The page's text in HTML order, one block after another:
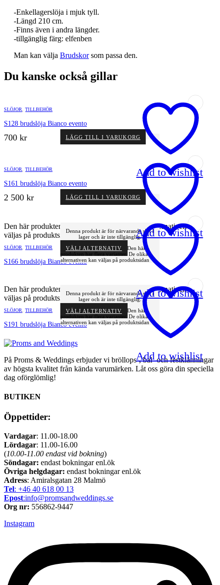
-Enkellagerslöja i mjuk tyll.
-Längd 210 cm.
-Finns även i andra längder.
-tillgänglig färg: elfenben
Man kan välja Brudskorsom passa den.
Du kanske också gillar
Add to wishlist
LÄGG TILL I VARUKORG
SLÖJOR ,TILLBEHÖR
S128 brudslöja Bianco evento
700 kr
Add to wishlist
LÄGG TILL I VARUKORG
SLÖJOR,TILLBEHÖR
S161 brudslöja Bianco evento
2 500 kr
Add to wishlist
Den här produkten har flera varianter. De olika alternativen kan
väljas på produktsidan
Denna produkt är för närvarande slut i
lager och är inte tillgänglig.
VÄLJ ALTERNATIV
Den här
produkten har flera varianter. De olika
alternativen kan väljas på produktsidan
SLÖJOR,TILLBEHÖR
S166 brudslöja Bianco evento
Add to wishlist
Den här produkten har flera varianter. De olika alternativen kan
väljas på produktsidan
Denna produkt är för närvarande slut i
lager och är inte tillgänglig.
VÄLJ ALTERNATIV
Den här
produkten har flera varianter. De olika
alternativen kan väljas på produktsidan
SLÖJOR ,TILLBEHÖR
S191 brudslöja Bianco evento
På Proms & Weddings erbjuder vi bröllops-, bal- och festklänningar
av högsta kvalitet från kända varumärken. Låt oss göra din speciella
dag oförglömlig!
BUTIKEN
Öppettider:
Vardagar: 11.00-18.00
Lördagar: 11.00-16.00
(10.00-11.00 endast vid bokning)
Söndagar: endast bokningar enl.ök
Övriga helgdagar: endast bokningar enl.ök
Adress: Amiralsgatan 28 Malmö
Tel: +46 40 618 ​00 13
Epost:info@promsandweddings.se
Org nr: 556862-9447
Instagram